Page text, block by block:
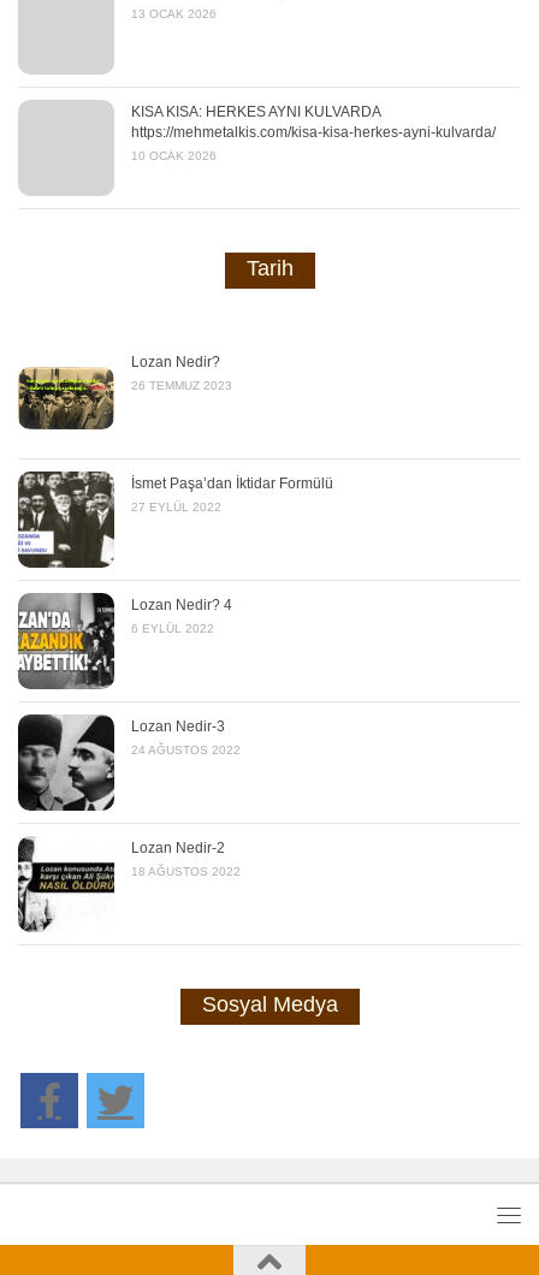
13 OCAK 2026
KISA KISA: HERKES AYNI KULVARDA
https://mehmetalkis.com/kisa-kisa-herkes-ayni-kulvarda/
10 OCAK 2026
Tarih
Lozan Nedir?
26 TEMMUZ 2023
İsmet Paşa’dan İktidar Formülü
27 EYLÜL 2022
Lozan Nedir? 4
6 EYLÜL 2022
Lozan Nedir-3
24 AĞUSTOS 2022
Lozan Nedir-2
18 AĞUSTOS 2022
Sosyal Medya